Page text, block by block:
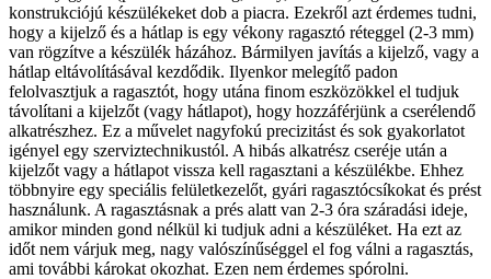
konstrukciójú készülékeket dob a piacra. Ezekről azt érdemes tudni,
hogy a kijelző és a hátlap is egy vékony ragasztó réteggel (2-3 mm)
van rögzítve a készülék házához. Bármilyen javítás a kijelző, vagy a
hátlap eltávolításával kezdődik. Ilyenkor melegítő padon
felolvasztjuk a ragasztót, hogy utána finom eszközökkel el tudjuk
távolítani a kijelzőt (vagy hátlapot), hogy hozzáférjünk a cserélendő
alkatrészhez. Ez a művelet nagyfokú precizitást és sok gyakorlatot
igényel egy szerviztechnikustól. A hibás alkatrész cseréje után a
kijelzőt vagy a hátlapot vissza kell ragasztani a készülékbe. Ehhez
többnyire egy speciális felületkezelőt, gyári ragasztócsíkokat és prést
használunk. A ragasztásnak a prés alatt van 2-3 óra száradási ideje,
amikor minden gond nélkül ki tudjuk adni a készüléket. Ha ezt az
időt nem várjuk meg, nagy valószínűséggel el fog válni a ragasztás,
ami további károkat okozhat. Ezen nem érdemes spórolni.